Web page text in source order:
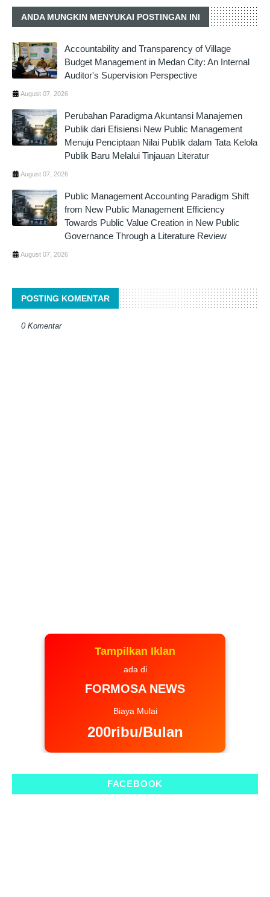
ANDA MUNGKIN MENYUKAI POSTINGAN INI
Accountability and Transparency of Village
Budget Management in Medan City: An Internal
Auditor's Supervision Perspective
August 07, 2026
Perubahan Paradigma Akuntansi Manajemen
Publik dari Efisiensi New Public Management
Menuju Penciptaan Nilai Publik dalam Tata Kelola
Publik Baru Melalui Tinjauan Literatur
August 07, 2026
Public Management Accounting Paradigm Shift
from New Public Management Efficiency
Towards Public Value Creation in New Public
Governance Through a Literature Review
August 07, 2026
POSTING KOMENTAR
0 Komentar
Tampilkan Iklan
ada di
FORMOSA NEWS
Biaya Mulai
200ribu/Bulan
FACEBOOK